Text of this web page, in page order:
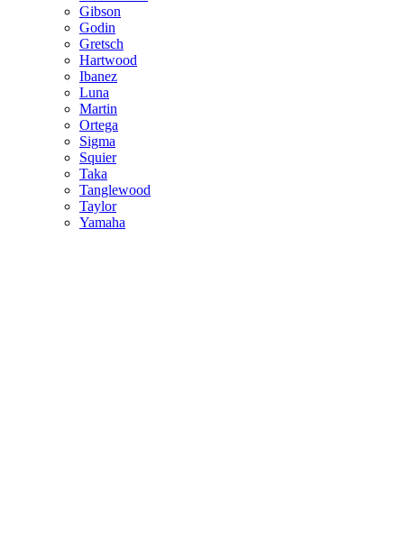
Gibson
Godin
Gretsch
Hartwood
Ibanez
Luna
Martin
Ortega
Sigma
Squier
Taka
Tanglewood
Taylor
Yamaha